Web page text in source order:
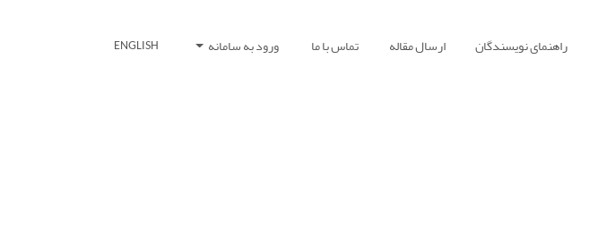
راهنمای نویسندگان ارسال مقاله تماس با ما ورود به سامانه ENGLISH